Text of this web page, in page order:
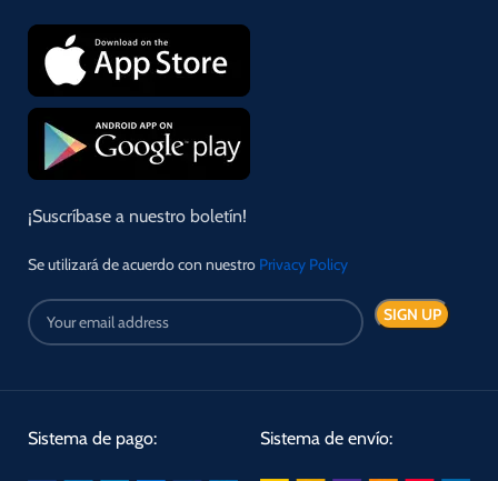
¡Suscríbase a nuestro boletín!
Se utilizará de acuerdo con nuestro Privacy Policy
Sistema de pago: Sistema de envío: